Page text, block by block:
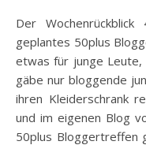
Der Wochenrückblick 4 Blogg.de schreibt über unser
geplantes 50plus
etwas für junge Leute,
gäbe nur bloggende
ihren Kleiderschrank
und im eigenen Blog
50plus Bloggertreffen